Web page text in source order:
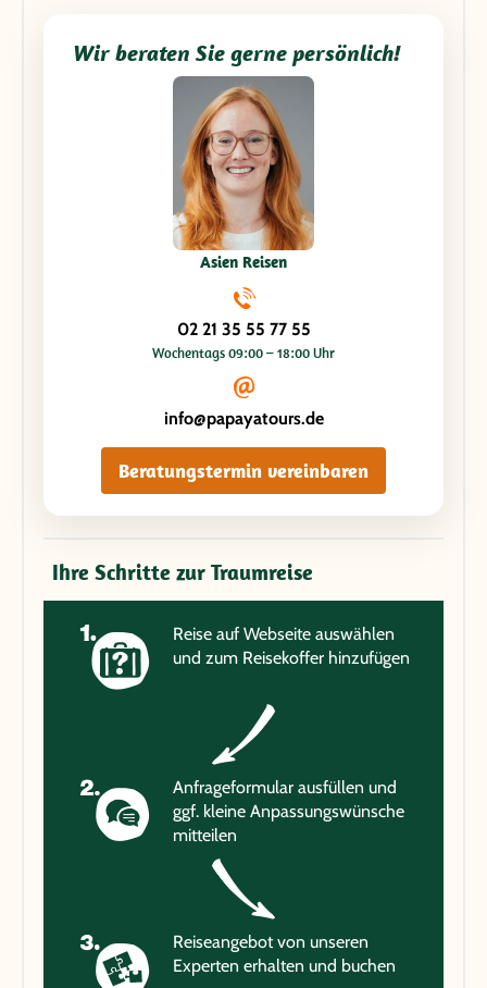
zufriedenstellend bis sehr gut. Wir würden Papaya Tours
jederzeit wieder mit der Planung einer Individualreise
beauftragen! Vielen Dank für alles!
Wir beraten Sie gerne persönlich!
Asien Reisen
02 21 35 55 77 55
Wochentags 09:00 – 18:00 Uhr
info@papayatours.de
Beratungstermin vereinbaren
Ihre Schritte zur Traumreise
Reise auf Webseite auswählen
und zum Reisekoffer hinzufügen
Anfrageformular ausfüllen und
ggf. kleine Anpassungswünsche
mitteilen
Reiseangebot von unseren
Experten erhalten und buchen